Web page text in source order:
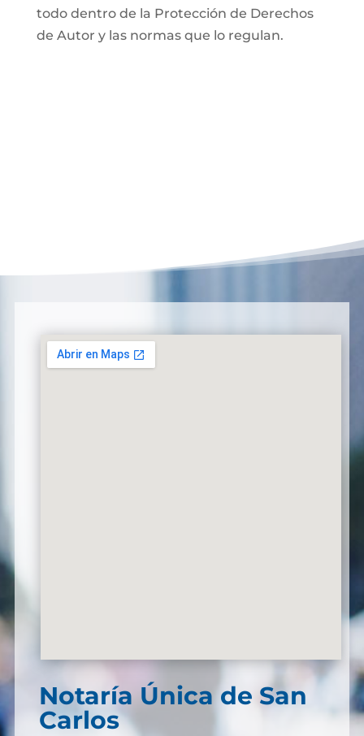
todo dentro de la Protección de Derechos
de Autor y las normas que lo regulan.
Notaría Única de San
Carlos